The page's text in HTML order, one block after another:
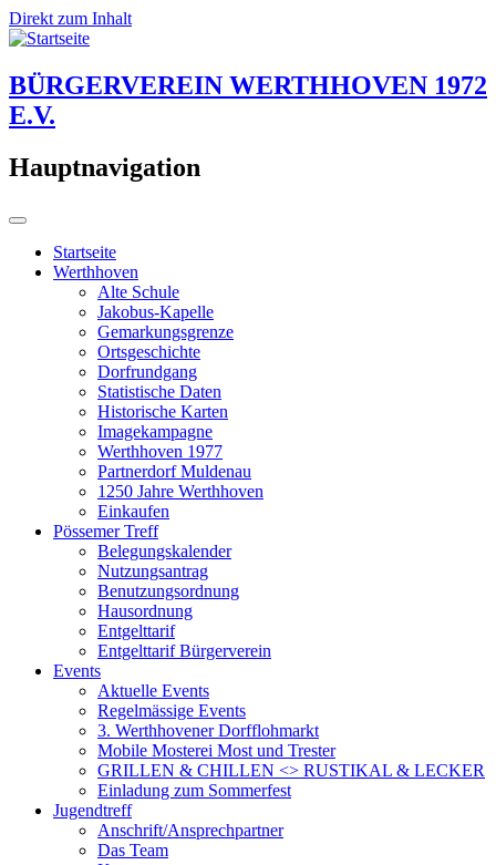
Direkt zum Inhalt
BÜRGERVEREIN WERTHHOVEN 1972
E.V.
Hauptnavigation
Startseite
Werthhoven
Alte Schule
Jakobus-Kapelle
Gemarkungsgrenze
Ortsgeschichte
Dorfrundgang
Statistische Daten
Historische Karten
Imagekampagne
Werthhoven 1977
Partnerdorf Muldenau
1250 Jahre Werthhoven
Einkaufen
Pössemer Treff
Belegungskalender
Nutzungsantrag
Benutzungsordnung
Hausordnung
Entgelttarif
Entgelttarif Bürgerverein
Events
Aktuelle Events
Regelmässige Events
3. Werthhovener Dorfflohmarkt
Mobile Mosterei Most und Trester
GRILLEN & CHILLEN <> RUSTIKAL & LECKER
Einladung zum Sommerfest
Jugendtreff
Anschrift/Ansprechpartner
Das Team